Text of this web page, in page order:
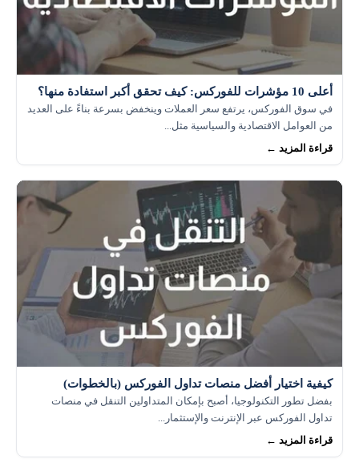
أعلى 10 مؤشرات للفوركس: كيف تحقق أكبر استفادة منها؟
في سوق الفوركس، يرتفع سعر العملات وينخفض بسرعة بناءً على العديد
من العوامل الاقتصادية والسياسية مثل...
قراءة المزيد ←
كيفية اختيار أفضل منصات تداول الفوركس (بالخطوات)
بفضل تطور التكنولوجيا، أصبح بإمكان المتداولين التنقل في منصات
تداول الفوركس عبر الإنترنت والإستثمار...
قراءة المزيد ←